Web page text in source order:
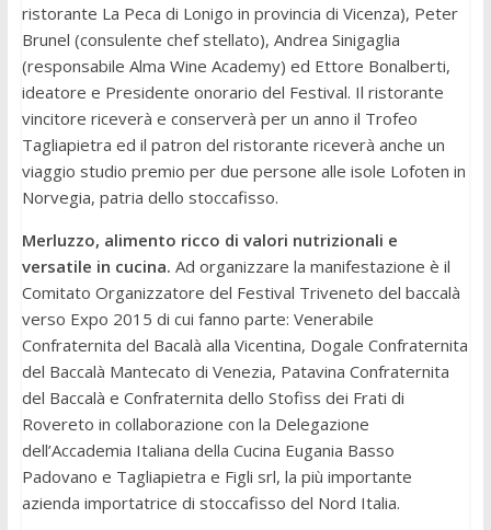
ristorante La Peca di Lonigo in provincia di Vicenza), Peter
Brunel (consulente chef stellato), Andrea Sinigaglia
(responsabile Alma Wine Academy) ed Ettore Bonalberti,
ideatore e Presidente onorario del Festival. Il ristorante
vincitore riceverà e conserverà per un anno il Trofeo
Tagliapietra ed il patron del ristorante riceverà anche un
viaggio studio premio per due persone alle isole Lofoten in
Norvegia, patria dello stoccafisso.
Merluzzo, alimento ricco di valori nutrizionali e
versatile in cucina. Ad organizzare la manifestazione è il
Comitato Organizzatore del Festival Triveneto del baccalà
verso Expo 2015 di cui fanno parte: Venerabile
Confraternita del Bacalà alla Vicentina, Dogale Confraternita
del Baccalà Mantecato di Venezia, Patavina Confraternita
del Baccalà e Confraternita dello Stofiss dei Frati di
Rovereto in collaborazione con la Delegazione
dell’Accademia Italiana della Cucina Eugania Basso
Padovano e Tagliapietra e Figli srl, la più importante
azienda importatrice di stoccafisso del Nord Italia.